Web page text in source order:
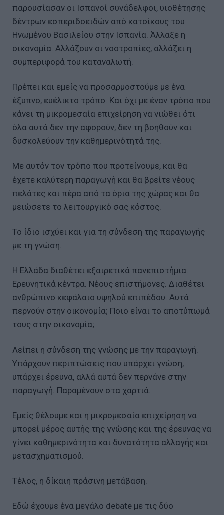
παρουσίασαν οι Ισπανοί συνάδελφοι, υιοθέτησης
δέντρων εσπεριδοειδών από κατοίκους του
Ηνωμένου Βασιλείου στην Ισπανία. Άλλαξε η
οικονομία. Αλλάζουν οι νοοτροπίες, αλλάζει η
συμπεριφορά του καταναλωτή.
Πρέπει και εμείς να προσαρμοστούμε με ένα
έξυπνο, ευέλικτο τρόπο. Και όχι με έναν τρόπο που
κάνει τη μικρομεσαία επιχείρηση να νιώθει ότι
όλα αυτά δεν την αφορούν, δεν τη βοηθούν και
δυσκολεύουν την καθημερινότητά της.
Με αυτόν τον τρόπο που προτείνουμε, και θα
έχετε καλύτερη παραγωγή και θα βρείτε νέους
πελάτες και πέρα από τα όρια της χώρας και θα
μειώσετε το λειτουργικό σας κόστος.
Το ίδιο ισχύει και για τη σύνδεση της παραγωγής
με τη γνώση.
Η Ελλάδα διαθέτει εξαιρετικά πανεπιστήμια.
Ερευνητικά κέντρα. Νέους επιστήμονες. Διαθέτει
ανθρώπινο κεφάλαιο υψηλού επιπέδου. Αυτά
περνούν στην οικονομία; Ποιο είναι το αποτύπωμά
τους στην οικονομία;
Λείπει η σύνδεση της γνώσης με την παραγωγή.
Υπάρχουν περιπτώσεις που υπάρχει γνώση,
υπάρχει έρευνα, αλλά αυτά δεν περνάνε στην
παραγωγή. Παραμένουν στα χαρτιά.
Εμείς θέλουμε και η μικρομεσαία επιχείρηση να
μπορεί μέρος αυτής της γνώσης και της έρευνας να
γίνει καθημερινότητα και δυνατότητα αλλαγής και
μετασχηματισμού.
Τέλος, η δίκαιη πράσινη μετάβαση.
Εδώ έχουμε ένα μεγάλο debate με τις δύο